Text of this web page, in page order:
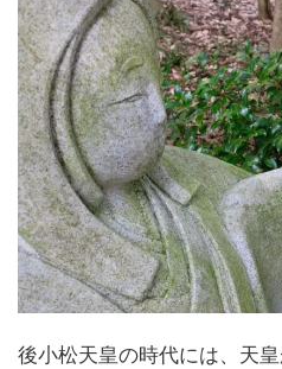
後小松天皇の時代には、天